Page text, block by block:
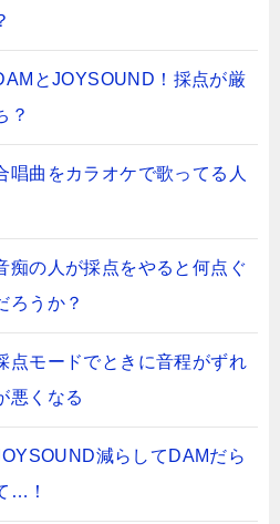
とJOYSOUND！採点が厳
？
唱曲をカラオケで歌ってる人
痴の人が採点をやると何点ぐ
ろうか？
点モードでときに音程がずれ
悪くなる
減らしてDAMだら
…！